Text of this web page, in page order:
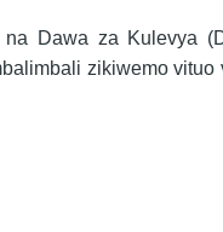
Dawa za Kulevya
zikiwemo vituo